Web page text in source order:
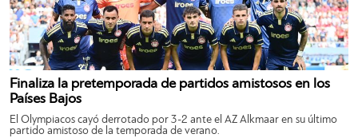
Finaliza la pretemporada de partidos amistosos en los
Países Bajos
El Olympiacos cayó derrotado por 3-2 ante el AZ Alkmaar en su último
partido amistoso de la temporada de verano.